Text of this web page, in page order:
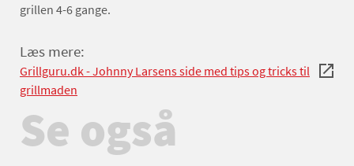
grillen 4-6 gange.
Læs mere:
Grillguru.dk - Johnny Larsens side med tips og tricks til
grillmaden
Se også